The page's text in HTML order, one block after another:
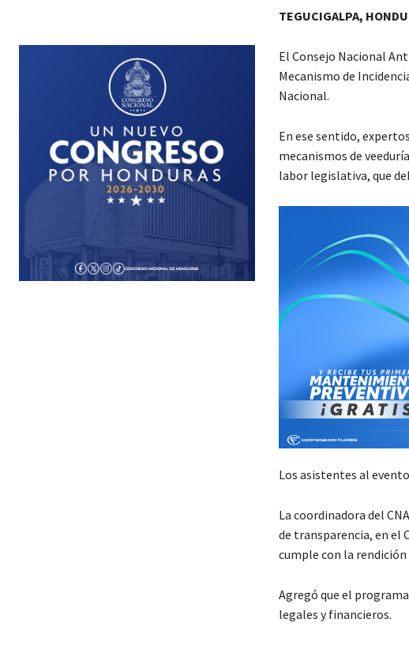
TEGUCIGALPA,
El Consejo Nacional
Mecanismo de
Nacional.
En ese sentido,
mecanismos de
labor legislativa, que
Los asistentes al
La coordinadora del
de transparencia, en el
cumple con la rendición
Agregó que el
legales y financieros.